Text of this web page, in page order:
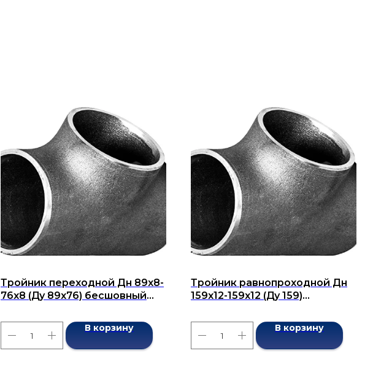
Тройник переходной Дн 89х8-
76х8 (Ду 89х76) бесшовный
В корзину
Тройник равнопроходной Дн
159x12-159x12 (Ду 159)
В корзину